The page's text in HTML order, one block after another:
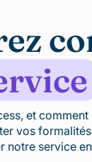
et
vos
notre service